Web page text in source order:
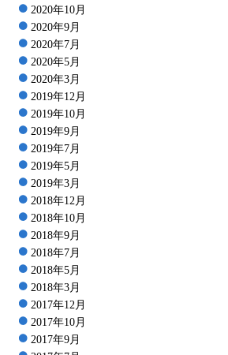
2020年10月
2020年9月
2020年7月
2020年5月
2020年3月
2019年12月
2019年10月
2019年9月
2019年7月
2019年5月
2019年3月
2018年12月
2018年10月
2018年9月
2018年7月
2018年5月
2018年3月
2017年12月
2017年10月
2017年9月